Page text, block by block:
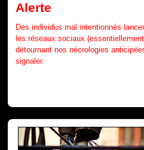
Alerte
Des individus mal intentionnés
les réseaux sociaux
détournant nos nécrologies
signaler.